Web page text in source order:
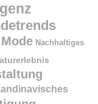
Nachhaltiges